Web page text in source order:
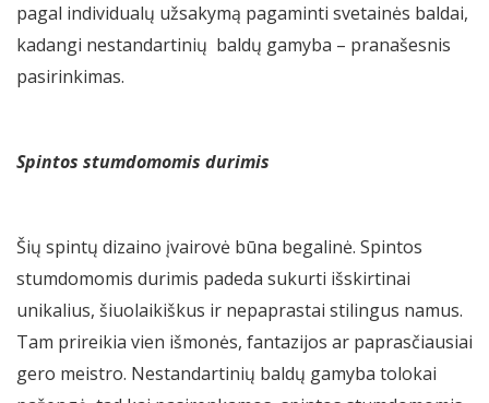
pagal individualų užsakymą pagaminti svetainės baldai,
kadangi nestandartinių baldų gamyba – pranašesnis
pasirinkimas.
Spintos stumdomomis durimis
Šių spintų dizaino įvairovė būna begalinė. Spintos
stumdomomis durimis padeda sukurti išskirtinai
unikalius, šiuolaikiškus ir nepaprastai stilingus namus.
Tam prireikia vien išmonės, fantazijos ar paprasčiausiai
gero meistro. Nestandartinių baldų gamyba tolokai